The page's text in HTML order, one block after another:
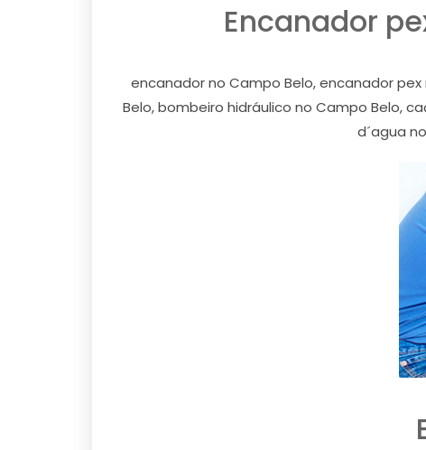
Encanador
encanador no Campo Belo, encanador
Belo, bombeiro hidráulico no Campo Belo,
d´agua